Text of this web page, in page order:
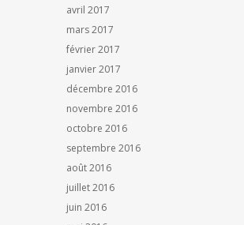
avril 2017
mars 2017
février 2017
janvier 2017
décembre 2016
novembre 2016
octobre 2016
septembre 2016
août 2016
juillet 2016
juin 2016